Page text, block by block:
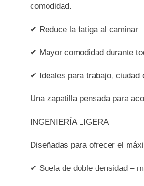
comodidad.
✔ Reduce la fatiga al caminar
✔ Mayor comodidad durante
✔ Ideales para trabajo, ciudad
Una zapatilla pensada para
INGENIERÍA LIGERA
Diseñadas para ofrecer el
✔ Suela de doble densidad –